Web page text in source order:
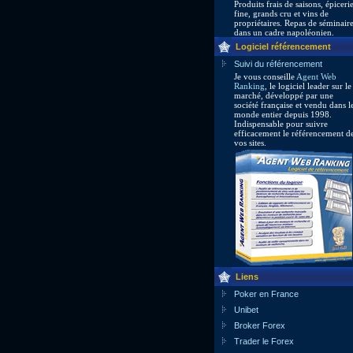
Produits frais de saisons, épicerie
fine, grands cru et vins de
propriétaires. Repas de séminaire
dans un cadre napoléonien.
Logiciel référencement
Suivi du référencement
Je vous conseille Agent Web
Ranking , le logiciel leader sur le
marché, développé par une
société française et vendu dans
monde entier depuis 1998.
Indispensable pour suivre
efficacement le référencement
vos sites.
Liens
Poker en France
Unibet
Broker Forex
Trader le Forex